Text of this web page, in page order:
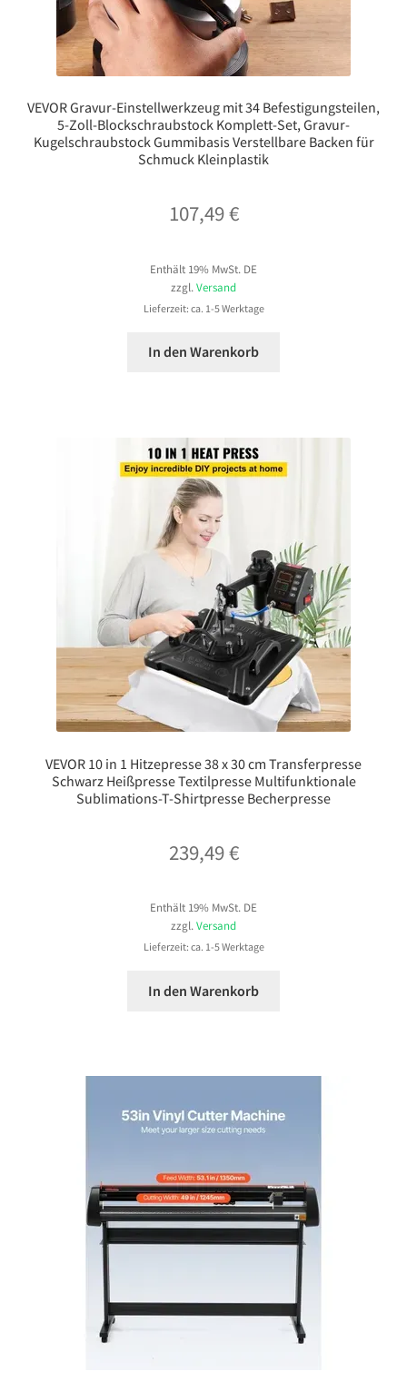
VEVOR Gravur-Einstellwerkzeug mit 34 Befestigungsteilen,
5-Zoll-Blockschraubstock Komplett-Set, Gravur-
Kugelschraubstock Gummibasis Verstellbare Backen für
Schmuck Kleinplastik
107,49€
Enthält 19% MwSt. DE
zzgl. Versand
Lieferzeit: ca. 1-5 Werktage
In den Warenkorb
VEVOR 10 in 1 Hitzepresse 38 x 30 cm Transferpresse
Schwarz Heißpresse Textilpresse Multifunktionale
Sublimations-T-Shirtpresse Becherpresse
239,49€
Enthält 19% MwSt. DE
zzgl. Versand
Lieferzeit: ca. 1-5 Werktage
In den Warenkorb